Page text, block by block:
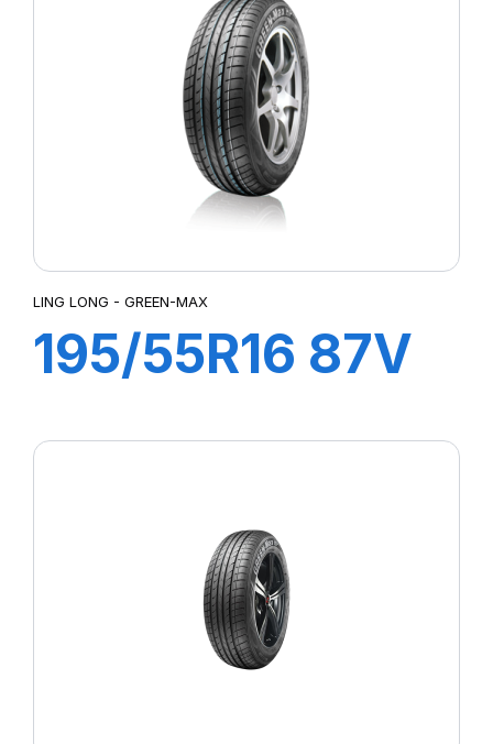
LING LONG - GREEN-MAX
195/55R16 87V